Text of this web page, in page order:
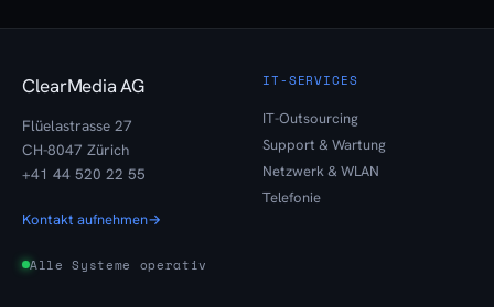
ClearMedia AG
Flüelastrasse 27
CH-8047 Zürich
+41 44 520 22 55
Kontakt aufnehmen→
Alle Systeme operativ
IT-SERVICES
IT-Outsourcing
Support & Wartung
Netzwerk & WLAN
Telefonie